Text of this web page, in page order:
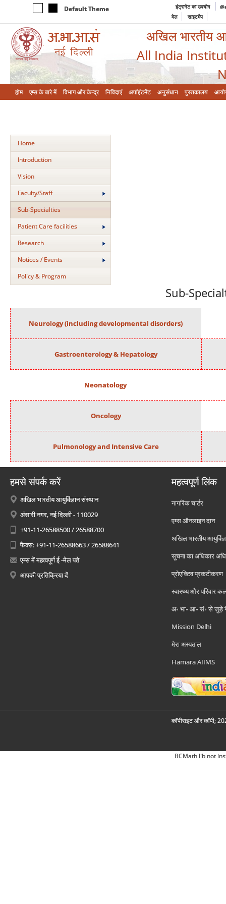
Default Theme इंट्रानेट का उपयोग
मेल
साइटमैप
अखिल भारतीय
All India
होम एम्‍स के बारे में विभाग और केन्‍द्र निविदाएं अपॉइंटमेंट अनुसंधान पुस्तकालय
Home
Introduction
Vision
Faculty/Staff
Sub-Specialties
Patient Care facilities
Research
Notices / Events
Policy & Program
Sub-
Neurology (including developmental disorders)
Gastroenterology & Hepatology
Neonatology
Oncology
Pulmonology and Intensive Care
हमसे संपर्क करें
अखिल भारतीय आयुर्विज्ञान संस्थान
अंसारी नगर, नई दिल्ली - 110029
+91-11-26588500 / 26588700
फैक्स: +91-11-26588663 / 26588641
एम्स में महत्वपूर्ण ई -मेल पते
आपकी प्रतिक्रिया दें
महत्वपूर्ण लिंक
नागरिक चार्टर
एम्स ऑनलाइन दान
अखिल भारतीय
सूचना का अधिकार
प्रोएक्टिव प्रकटीकरण
स्वास्थ्य और परिवार
अ॰ भा॰ आ॰ सं॰ से जुड़े
Mission Delhi
मेरा अस्पताल
Hamara AIIMS
कॉपीराइट और कॉपी;
BCMath lib not